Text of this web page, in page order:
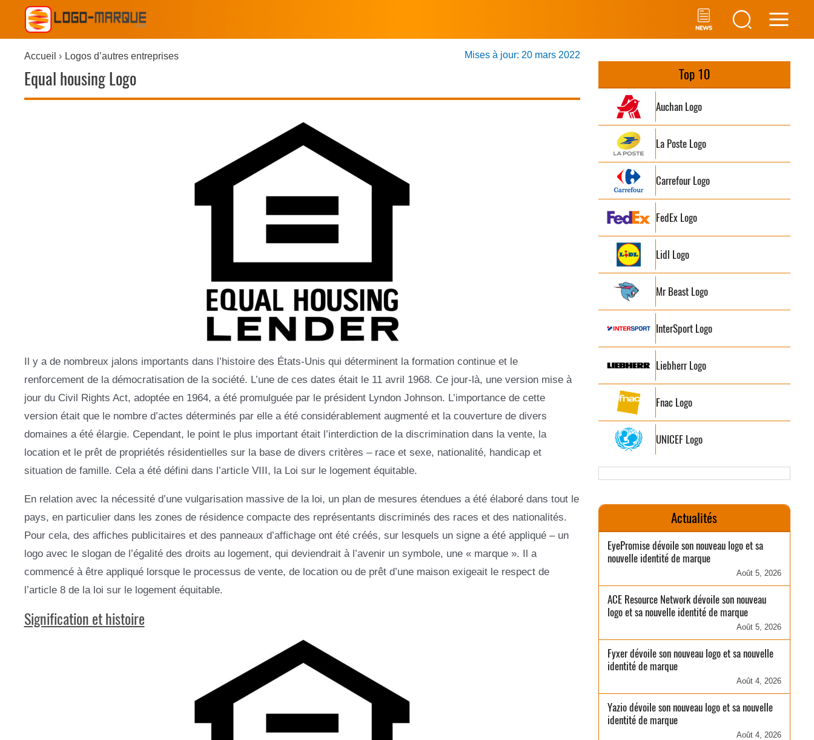
Accueil Logos d’autres entreprises
Equal housing Logo
Mises à jour: 20 mars 2022
Il y a de nombreux jalons importants dans l’histoire des États-Unis qui déterminent la formation continue et le
renforcement de la démocratisation de la société. L’une de ces dates était le 11 avril 1968. Ce jour-là, une version mise à
jour du Civil Rights Act, adoptée en 1964, a été promulguée par le président Lyndon Johnson. L’importance de cette
version était que le nombre d’actes déterminés par elle a été considérablement augmenté et la couverture de divers
domaines a été élargie. Cependant, le point le plus important était l’interdiction de la discrimination dans la vente, la
location et le prêt de propriétés résidentielles sur la base de divers critères – race et sexe, nationalité, handicap et
situation de famille. Cela a été défini dans l’article VIII, la Loi sur le logement équitable.
En relation avec la nécessité d’une vulgarisation massive de la loi, un plan de mesures étendues a été élaboré dans tout le
pays, en particulier dans les zones de résidence compacte des représentants discriminés des races et des nationalités.
Pour cela, des affiches publicitaires et des panneaux d’affichage ont été créés, sur lesquels un signe a été appliqué – un
logo avec le slogan de l’égalité des droits au logement, qui deviendrait à l’avenir un symbole, une « marque ». Il a
commencé à être appliqué lorsque le processus de vente, de location ou de prêt d’une maison exigeait le respect de
l’article 8 de la loi sur le logement équitable.
Signification et histoire
Top 10
Auchan Logo
La Poste Logo
Carrefour Logo
FedEx Logo
Lidl Logo
Mr Beast Logo
InterSport Logo
Liebherr Logo
Fnac Logo
UNICEF Logo
Actualités
EyePromise dévoile son nouveau logo et sa
nouvelle identité de marque
Août 5, 2026
ACE Resource Network dévoile son nouveau
logo et sa nouvelle identité de marque
Août 5, 2026
Fyxer dévoile son nouveau logo et sa nouvelle
identité de marque
Août 4, 2026
Yazio dévoile son nouveau logo et sa nouvelle
identité de marque
Août 4, 2026